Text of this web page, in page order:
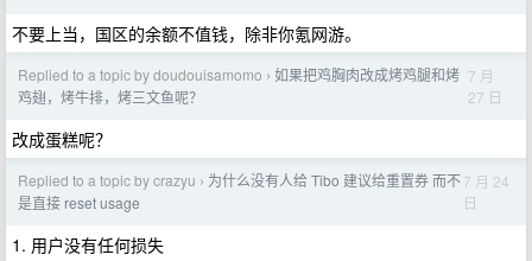
不要上当，国区的余额不值钱，除非你氪网游。
Replied to a topic by doudouisamomo › 如果把鸡胸肉改成烤鸡腿和烤
鸡翅，烤牛排，烤三文鱼呢？
7 月
27 日
改成蛋糕呢？
Replied to a topic by crazyu › 为什么没有人给 Tibo 建议给重置券 而不
是直接 reset usage
7 月 24
日
1. 用户没有任何损失